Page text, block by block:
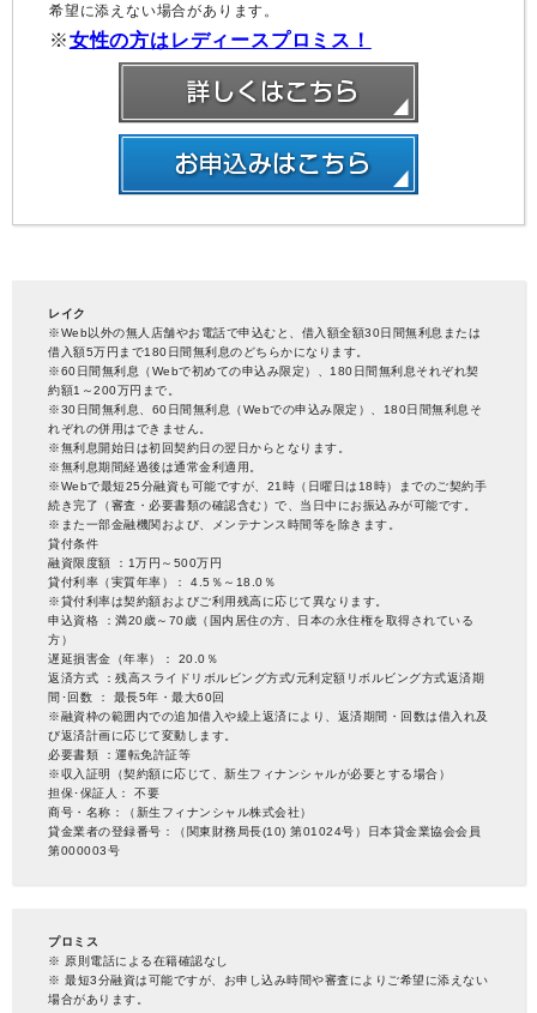
希望に添えない場合があります。
※女性の方はレディースプロミス！
レイク
※Web以外の無人店舗やお電話で申込むと、借入額全額30日間無利息または
借入額5万円まで180日間無利息のどちらかになります。
※60日間無利息（Webで初めての申込み限定）、180日間無利息それぞれ契
約額1～200万円まで。
※30日間無利息、60日間無利息（Webでの申込み限定）、180日間無利息そ
れぞれの併用はできません。
※無利息開始日は初回契約日の翌日からとなります。
※無利息期間経過後は通常金利適用。
※Webで最短25分融資も可能ですが、21時（日曜日は18時）までのご契約手
続き完了（審査・必要書類の確認含む）で、当日中にお振込みが可能です。
※また一部金融機関および、メンテナンス時間等を除きます。
貸付条件
融資限度額 ：1万円～500万円
貸付利率（実質年率）： 4.5％～18.0％
※貸付利率は契約額およびご利用残高に応じて異なります。
申込資格 ：満20歳～70歳（国内居住の方、日本の永住権を取得されている
方）
遅延損害金（年率）： 20.0％
返済方式 ：残高スライドリボルビング方式/元利定額リボルビング方式返済期
間･回数 ： 最長5年・最大60回
※融資枠の範囲内での追加借入や繰上返済により、返済期間・回数は借入れ及
び返済計画に応じて変動します。
必要書類 ：運転免許証等
※収入証明（契約額に応じて、新生フィナンシャルが必要とする場合）
担保･保証人： 不要
商号・名称：（新生フィナンシャル株式会社）
貸金業者の登録番号：（関東財務局長(10) 第01024号） 日本貸金業協会会員
第000003号
プロミス
※ 原則電話による在籍確認なし
※ 最短3分融資は可能ですが、お申し込み時間や審査によりご希望に添えない
場合があります。